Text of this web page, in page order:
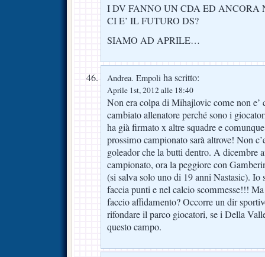
I DV FANNO UN CDA ED ANCORA
CI E’ IL FUTURO DS?
SIAMO AD APRILE…
Andrea. Empoli ha scritto:
Aprile 1st, 2012 alle 18:40
Non era colpa di Mihajlovic come non e’
cambiato allenatore perché sono i
ha già firmato x altre squadre e
prossimo campionato sarà altrove! Non
goleador che la butti dentro. A dicembre
campionato, ora la peggiore con
(si salva solo uno di 19 anni Nastasic). Io
faccia punti e nel calcio scommesse!!!
faccio affidamento? Occorre un dir
rifondare il parco giocatori, se i Della
questo campo.